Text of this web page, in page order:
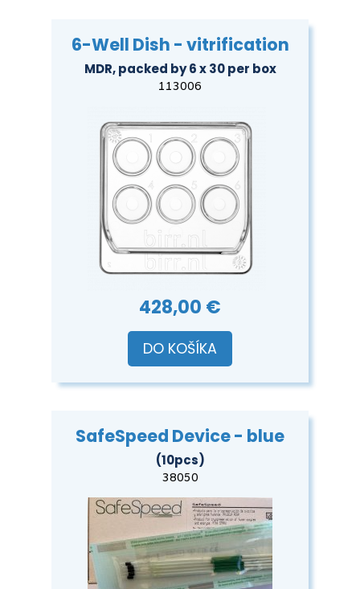
6-Well Dish - vitrification
MDR, packed by 6 x 30 per box
113006
428,00 €
DO KOŠÍKA
SafeSpeed Device - blue
(10pcs)
38050